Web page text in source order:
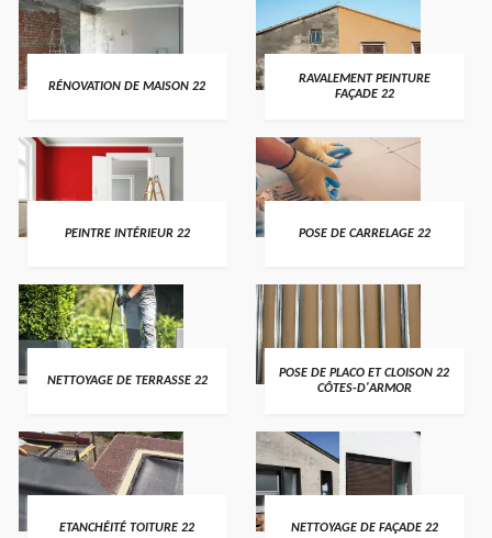
RÉNOVATION DE MAISON 22
RAVALEMENT PEINTURE
FAÇADE 22
PEINTRE INTÉRIEUR 22 POSE DE CARRELAGE 22
NETTOYAGE DE TERRASSE 22
POSE DE PLACO ET CLOISON 22
CÔTES-D'ARMOR
ETANCHÉITÉ TOITURE 22 NETTOYAGE DE FAÇADE 22